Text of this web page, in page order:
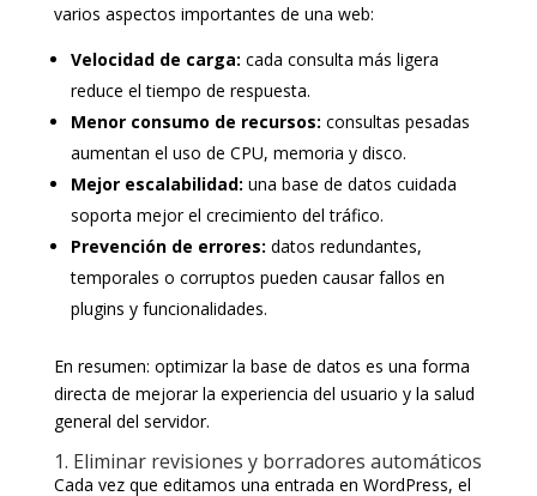
varios aspectos importantes de una web:
Velocidad de carga: cada consulta más ligera
reduce el tiempo de respuesta.
Menor consumo de recursos: consultas pesadas
aumentan el uso de CPU, memoria y disco.
Mejor escalabilidad: una base de datos cuidada
soporta mejor el crecimiento del tráfico.
Prevención de errores: datos redundantes,
temporales o corruptos pueden causar fallos en
plugins y funcionalidades.
En resumen: optimizar la base de datos es una forma
directa de mejorar la experiencia del usuario y la salud
general del servidor.
1. Eliminar revisiones y borradores automáticos
Cada vez que editamos una entrada en WordPress, el